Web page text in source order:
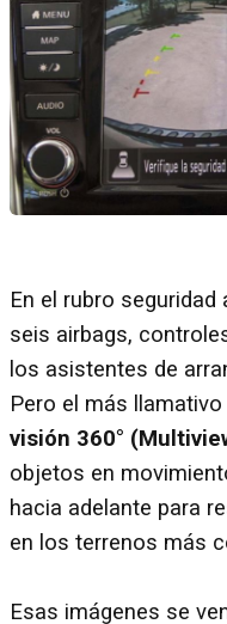
En el rubro
seis airbags,
los asistentes de
Pero el más
visión 360°
objetos en
hacia adelante para
en los terrenos más
Esas imágenes se